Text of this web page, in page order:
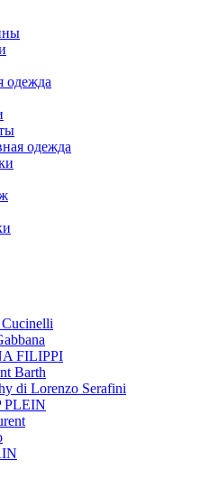
одежда
одежда
FILIPPI
Barth
di Lorenzo Serafini
PLEIN